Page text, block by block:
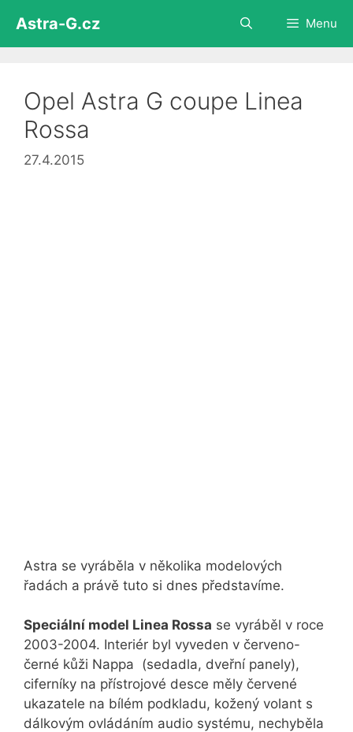
obsah
Astra-G.cz Menu
Opel Astra G coupe Linea
Rossa
27.4.2015
Astra se vyráběla v několika modelových
řadách a právě tuto si dnes představíme.
Speciální model Linea Rossa se vyráběl v roce
2003-2004. Interiér byl vyveden v červeno-
černé kůži Nappa (sedadla, dveřní panely),
ciferníky na přístrojové desce měly červené
ukazatele na bílém podkladu, kožený volant s
dálkovým ovládáním audio systému, nechyběla